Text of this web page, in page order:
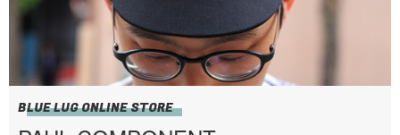
BLUE LUG ONLINE STORE